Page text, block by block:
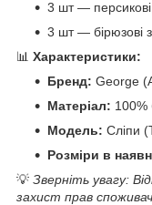
3 шт —
3 шт — бірюзові
📊 Характеристики:
Бренд: George
Матеріал: 100%
Модель: Сліпи
Розміри в
💡 Зверніть увагу:
захист прав